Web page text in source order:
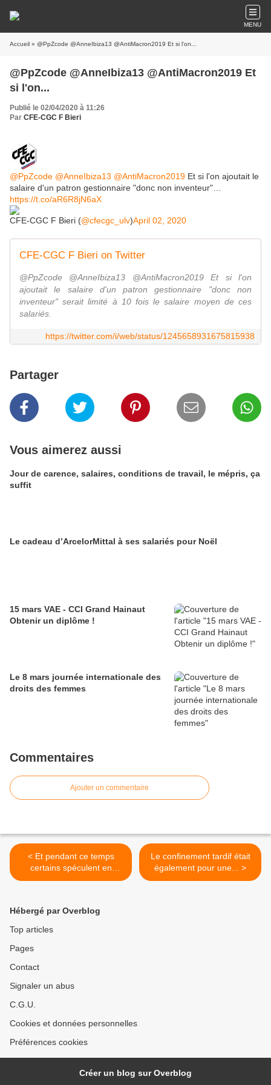
MENU
Accueil » @PpZcode @AnneIbiza13 @AntiMacron2019 Et si l'on...
@PpZcode @AnneIbiza13 @AntiMacron2019 Et
si l'on...
Publié le 02/04/2020 à 11:26
Par CFE-CGC F Bieri
@PpZcode @AnneIbiza13 @AntiMacron2019 Et si l'on ajoutait le
salaire d'un patron gestionnaire "donc non inventeur"…
https://t.co/aR6R8jN6aX
CFE-CGC F Bieri (@cfecgc_ulv)April 02, 2020
CFE-CGC F Bieri on Twitter
@PpZcode @AnneIbiza13 @AntiMacron2019 Et si l'on
ajoutait le salaire d'un patron gestionnaire "donc non
inventeur" serait limité à 10 fois le salaire moyen de ces
salariés.
https://twitter.com/i/web/status/1245658931675815938
Partager
Vous aimerez aussi
Jour de carence, salaires, conditions de travail, le mépris, ça
suffit
Le cadeau d’ArcelorMittal à ses salariés pour Noël
15 mars VAE - CCI Grand Hainaut
Obtenir un diplôme !
Le 8 mars journée internationale des
droits des femmes
Commentaires
Ajouter un commentaire
< Et pendant ce temps
certains spéculent en
bourse....
Le confinement tardif était
également pour une... >
Hébergé par Overblog
Top articles
Pages
Contact
Signaler un abus
C.G.U.
Cookies et données personnelles
Préférences cookies
Créer un blog sur Overblog